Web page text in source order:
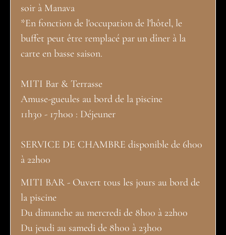
soir à Manava
*En fonction de l'occupation de l'hôtel, le
buffet peut être remplacé par un dîner à la
carte en basse saison.
MITI Bar & Terrasse
Amuse-gueules au bord de la piscine
11h30 - 17h00 : Déjeuner
SERVICE DE CHAMBRE disponible de 6h00
à 22h00
MITI BAR - Ouvert tous les jours au bord de
la piscine
Du dimanche au mercredi de 8h00 à 22h00
Du jeudi au samedi de 8h00 à 23h00